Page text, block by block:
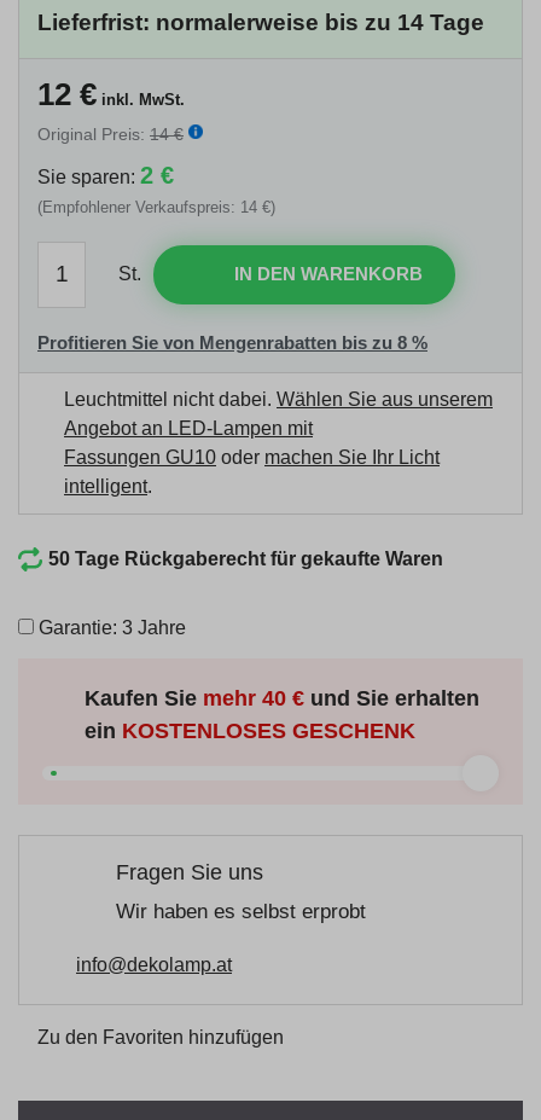
Lieferfrist: normalerweise bis zu 14 Tage
12 € inkl. MwSt.
Original Preis: 14 €
Sie sparen: 2 €
(Empfohlener Verkaufspreis: 14 €)
St. IN DEN WARENKORB
Profitieren Sie von Mengenrabatten bis zu 8 %
Leuchtmittel nicht dabei. Wählen Sie aus unserem
Angebot an LED-Lampen mit
Fassungen GU10 oder machen Sie Ihr Licht
intelligent.
50 Tage Rückgaberecht für gekaufte Waren
Garantie: 3 Jahre
Kaufen Sie mehr40 €und Sie erhalten
ein KOSTENLOSES GESCHENK
Fragen Sie uns
Wir haben es selbst erprobt
info@dekolamp.at
Zu den Favoriten hinzufügen